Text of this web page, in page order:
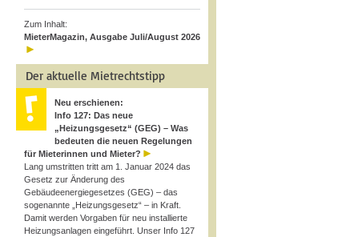
Zum Inhalt:
MieterMagazin, Ausgabe Juli/August 2026
Der aktuelle Mietrechtstipp
Neu erschienen:
Info 127: Das neue
„Heizungsgesetz“ (GEG) – Was
bedeuten die neuen Regelungen
für Mieterinnen und Mieter?
Lang umstritten tritt am 1. Januar 2024 das
Gesetz zur Änderung des
Gebäudeenergiegesetzes (GEG) – das
sogenannte „Heizungsgesetz“ – in Kraft.
Damit werden Vorgaben für neu installierte
Heizungsanlagen eingeführt. Unser Info 127